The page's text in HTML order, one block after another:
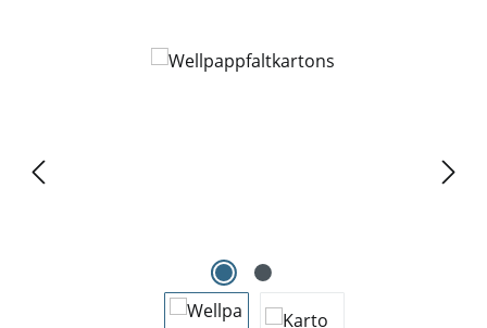
Skip image gallery